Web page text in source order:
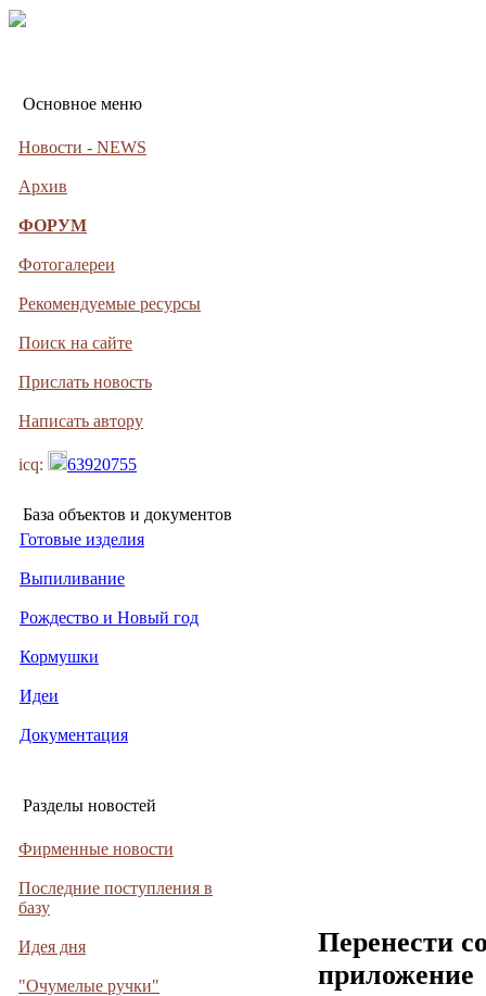
Основное меню
Новости - NEWS
Архив
ФОРУМ
Фотогалереи
Рекомендуемые ресурсы
Поиск на сайте
Прислать новость
Написать автору
icq: 63920755
База объектов и документов
Готовые изделия
Выпиливание
Рождество и Новый год
Кормушки
Идеи
Документация
Разделы новостей
Фирменные новости
Последние поступления в
базу
Идея дня
"Очумелые ручки"
Перенести
приложение